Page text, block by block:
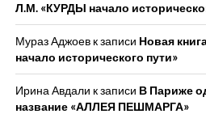
Л.М. «КУРДЫ начало
Мураз Аджоевк записи Новая
начало исторического пути»
Ирина Авдали к записи В Париже
название «АЛЛЕЯ